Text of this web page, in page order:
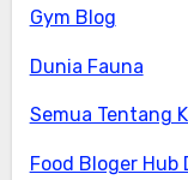
Gym Blog
Dunia Fauna
Semua Tentang
Food Bloger Hub